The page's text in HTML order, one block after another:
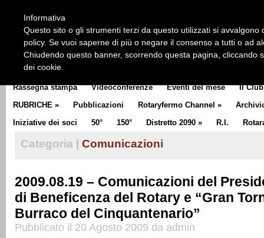
CLUB COMMUNICATOR
Rassegna stampa Videoconferenze Eventi del mese Il Club
RUBRICHE » Pubblicazioni Rotaryfermo Channel »
Iniziative dei soci
50° 150° Distretto 2090 » R.I.
Categoria | Comunicazioni
2009.08.19 – Comunicazioni del
di Beneficenza del Rotary e “Gran
Burraco del Cinquantenario”
Pubblicato il 20 Agosto 2009 da admin
Informativa
Questo sito o gli strumenti terzi da questo utilizzati si
policy. Se vuoi saperne di più o negare il consenso a tutti o ad
Chiudendo questo banner, scorrendo questa pagina, cliccando
dei cookie.